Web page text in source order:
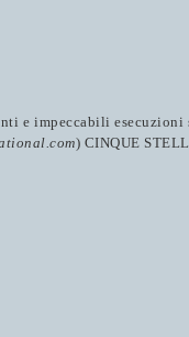
e impeccabili esecuzioni
) CINQUE